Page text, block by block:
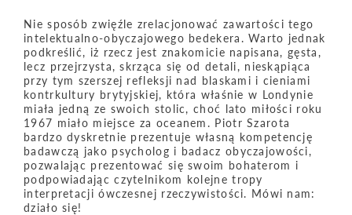
Nie sposób zwięźle zrelacjonować zawartości tego
intelektualno-obyczajowego bedekera. Warto jednak
podkreślić, iż rzecz jest znakomicie napisana, gęsta,
lecz przejrzysta, skrząca się od detali, nieskąpiąca
przy tym szerszej refleksji nad blaskami i cieniami
kontrkultury brytyjskiej, która właśnie w Londynie
miała jedną ze swoich stolic, choć lato miłości roku
1967 miało miejsce za oceanem. Piotr Szarota
bardzo dyskretnie prezentuje własną kompetencję
badawczą jako psycholog i badacz obyczajowości,
pozwalając prezentować się swoim bohaterom i
podpowiadając czytelnikom kolejne tropy
interpretacji ówczesnej rzeczywistości. Mówi nam:
działo się!